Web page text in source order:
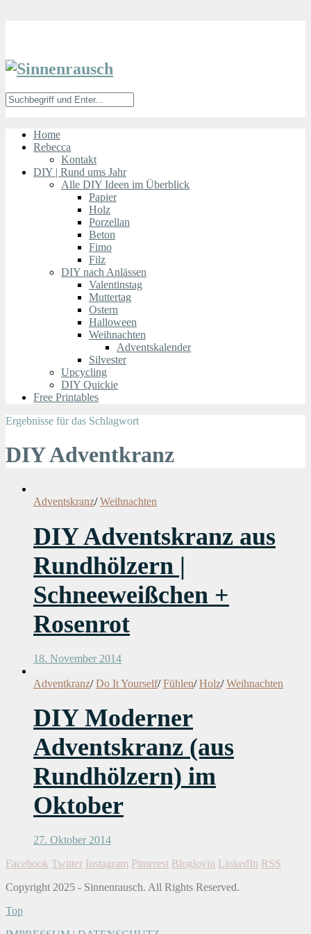
Home
Rebecca
Kontakt
DIY | Rund ums Jahr
Alle DIY Ideen im Überblick
Papier
Holz
Porzellan
Beton
Fimo
Filz
DIY nach Anlässen
Valentinstag
Muttertag
Ostern
Halloween
Weihnachten
Adventskalender
Silvester
Upcycling
DIY Quickie
Free Printables
Ergebnisse für das Schlagwort
DIY Adventkranz
Adventskranz/ Weihnachten
DIY Adventskranz aus
Rundhölzern |
Schneeweißchen +
Rosenrot
18. November 2014
Adventkranz/ Do It Yourself/ Fühlen/ Holz/ Weihnachten
DIY Moderner
Adventskranz (aus
Rundhölzern) im
Oktober
27. Oktober 2014
Facebook Twitter Instagram Pinterest Bloglovin LinkedIn RSS
Copyright 2025 - Sinnenrausch. All Rights Reserved.
Top